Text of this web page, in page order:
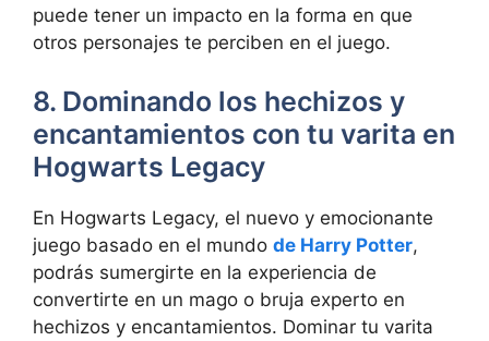
puede tener un impacto en la forma en que
otros personajes te perciben en el juego.
8. Dominando los hechizos y
encantamientos con tu varita en
Hogwarts Legacy
En Hogwarts Legacy, el nuevo y emocionante
juego basado en el mundo de Harry Potter,
podrás sumergirte en la experiencia de
convertirte en un mago o bruja experto en
hechizos y encantamientos. Dominar tu varita